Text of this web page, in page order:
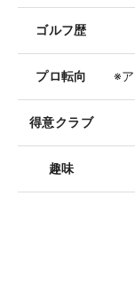
ゴルフ歴
プロ転向 ※
得意クラブ
趣味